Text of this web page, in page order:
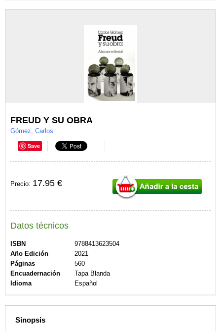
FREUD Y SU OBRA
Gómez, Carlos
Save
Precio: 17.95 €
Datos técnicos
ISBN
9788413623504
Año Edición
2021
Páginas
560
Encuadernación
Tapa Blanda
Idioma
Español
Sinopsis